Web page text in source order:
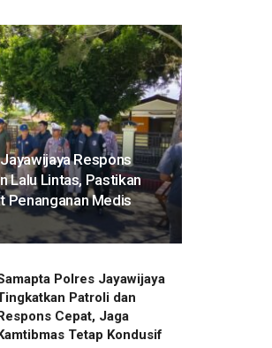
Respons
Lalu Lintas, Pastikan
Penanganan Medis
Polres Jayawijaya
Patroli dan
Cepat, Jaga
Tetap Kondusif